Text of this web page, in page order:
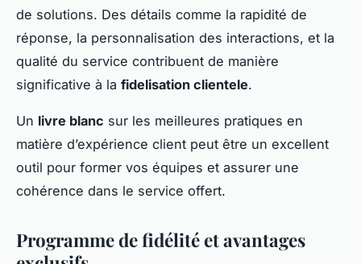
de solutions. Des détails comme la rapidité de
réponse, la personnalisation des interactions, et la
qualité du service contribuent de manière
significative à la fidelisation clientele.
Un livre blanc sur les meilleures pratiques en
matière d’expérience client peut être un excellent
outil pour former vos équipes et assurer une
cohérence dans le service offert.
Programme de fidélité et avantages